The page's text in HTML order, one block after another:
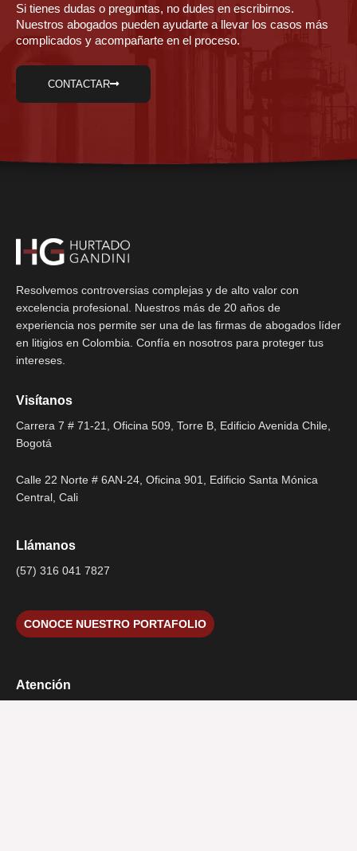
Si tienes dudas o preguntas, no dudes en escribirnos.
Nuestros abogados pueden ayudarte a llevar los casos más
complicados y acompañarte en el proceso.
CONTACTAR
Resolvemos controversias complejas y de alto valor con
excelencia profesional. Nuestros más de 20 años de
experiencia nos permite ser una de las firmas de abogados líder
en litigios en Colombia. Confía en nosotros para proteger tus
intereses.
Visítanos
Carrera 7 # 71-21, Oficina 509, Torre B, Edificio Avenida Chile,
Bogotá
Calle 22 Norte # 6AN-24, Oficina 901, Edificio Santa Mónica
Central, Cali
Llámanos
(57) 316 041 7827
CONOCE NUESTRO PORTAFOLIO
Atención